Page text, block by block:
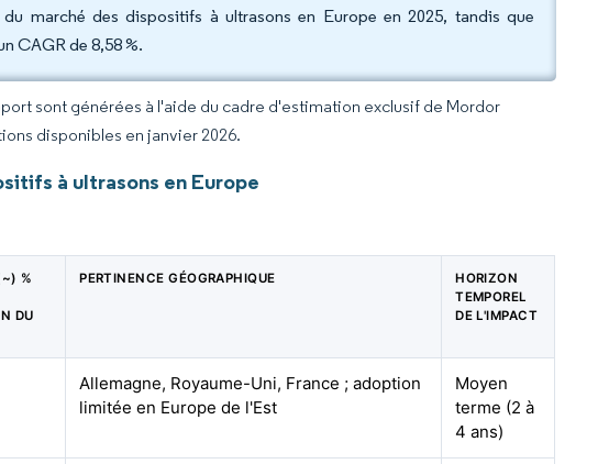
marché des dispositifs à ultrasons en Europe en 2025, tandis que
CAGR de 8,58 %.
sont générées à l'aide du cadre d'estimation exclusif de Mordor
disponibles en janvier 2026.
à ultrasons en Europe
%
DU
PERTINENCE GÉOGRAPHIQUE
HORIZON
TEMPOREL
DE L'IMPACT
Allemagne, Royaume-Uni, France ; adoption
limitée en Europe de l'Est
Moyen
terme (2 à
4 ans)